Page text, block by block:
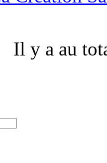
Il y a au